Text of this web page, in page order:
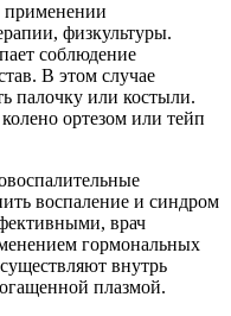
применении
физкультуры.
соблюдение
В этом случае
палочку или костыли.
ортезом или тейп
воспаление и синдром
врач
гормональных
внутрь
плазмой.